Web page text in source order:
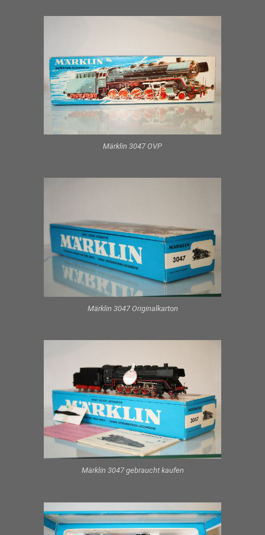
Märklin 3047 OVP
Märklin 3047 Originalkarton
Märklin 3047 gebraucht kaufen